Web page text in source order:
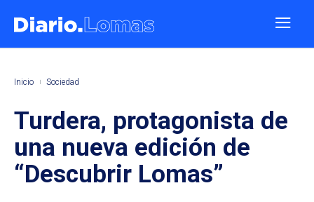
Inicio Sociedad
Turdera, protagonista de
una nueva edición de
“Descubrir Lomas”